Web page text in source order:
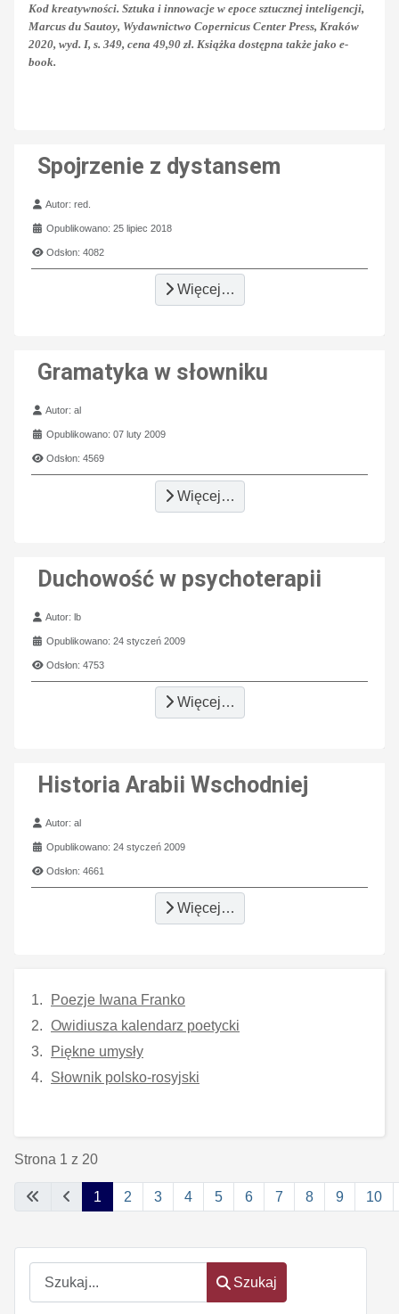
Szukaj
Szukaj
Kod kreatywności. Sztuka i innowacje w epoce sztucznej inteligencji,
Marcus du Sautoy, Wydawnictwo Copernicus Center Press, Kraków
2020, wyd. I, s. 349, cena 49,90 zł. Książka dostępna także jako e-
book.
Spojrzenie z dystansem
Szczegóły
Autor:red.
Opublikowano: 25 lipiec 2018
Odsłon: 4082
Więcej…
Gramatyka w słowniku
Szczegóły
Autor:al
Opublikowano: 07 luty 2009
Odsłon: 4569
Więcej…
Duchowość w psychoterapii
Szczegóły
Autor:lb
Opublikowano: 24 styczeń 2009
Odsłon: 4753
Więcej…
Historia Arabii Wschodniej
Szczegóły
Autor:al
Opublikowano: 24 styczeń 2009
Odsłon: 4661
Więcej…
Poezje Iwana Franko
Owidiusza kalendarz poetycki
Piękne umysły
Słownik polsko-rosyjski
Strona 1 z 20
1 2 3 4 5 6 7 8 9 10